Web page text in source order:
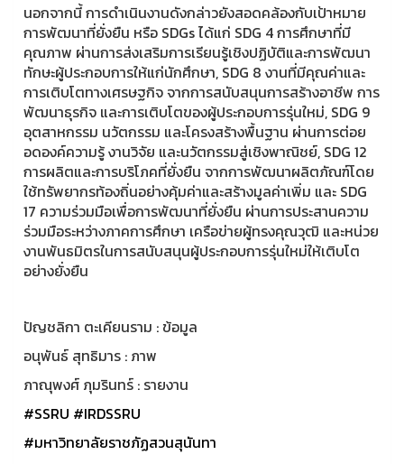
นอกจากนี้ การดำเนินงานดังกล่าวยังสอดคล้องกับเป้าหมาย
การพัฒนาที่ยั่งยืน หรือ SDGs ได้แก่ SDG 4 การศึกษาที่มี
คุณภาพ ผ่านการส่งเสริมการเรียนรู้เชิงปฏิบัติและการพัฒนา
ทักษะผู้ประกอบการให้แก่นักศึกษา, SDG 8 งานที่มีคุณค่าและ
การเติบโตทางเศรษฐกิจ จากการสนับสนุนการสร้างอาชีพ การ
พัฒนาธุรกิจ และการเติบโตของผู้ประกอบการรุ่นใหม่, SDG 9
อุตสาหกรรม นวัตกรรม และโครงสร้างพื้นฐาน ผ่านการต่อย
อดองค์ความรู้ งานวิจัย และนวัตกรรมสู่เชิงพาณิชย์, SDG 12
การผลิตและการบริโภคที่ยั่งยืน จากการพัฒนาผลิตภัณฑ์โดย
ใช้ทรัพยากรท้องถิ่นอย่างคุ้มค่าและสร้างมูลค่าเพิ่ม และ SDG
17 ความร่วมมือเพื่อการพัฒนาที่ยั่งยืน ผ่านการประสานความ
ร่วมมือระหว่างภาคการศึกษา เครือข่ายผู้ทรงคุณวุฒิ และหน่วย
งานพันธมิตรในการสนับสนุนผู้ประกอบการรุ่นใหม่ให้เติบโต
อย่างยั่งยืน
ปัญชลิกา ตะเคียนราม : ข้อมูล
อนุพันธ์ สุทธิมาร : ภาพ
ภาณุพงศ์ ภุมรินทร์ : รายงาน
#SSRU #IRDSSRU
#มหาวิทยาลัยราชภัฏสวนสุนันทา